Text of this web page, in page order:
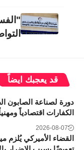
قد يعجبك ايضاً
دورة لصناعة الصابون
الكفارات اقتصادياً
2026-08-07